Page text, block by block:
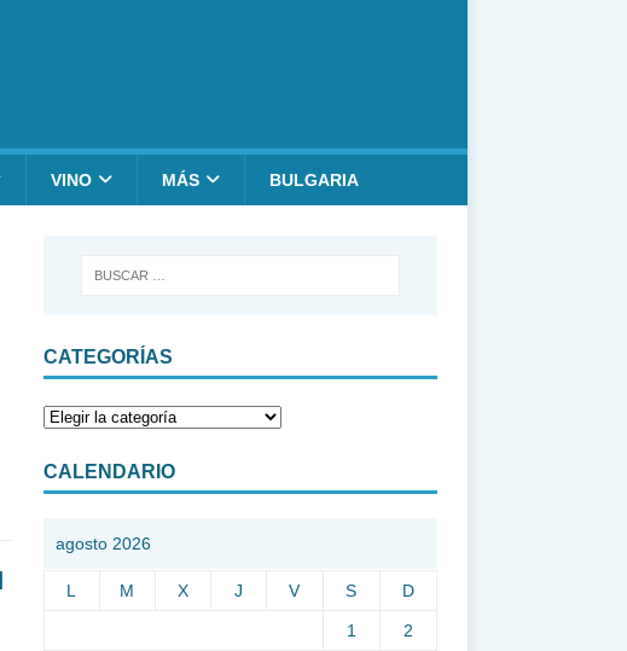
VINO MÁS BULGARIA
CATEGORÍAS
CALENDARIO
agosto 2026
L M X J V S D
1 2